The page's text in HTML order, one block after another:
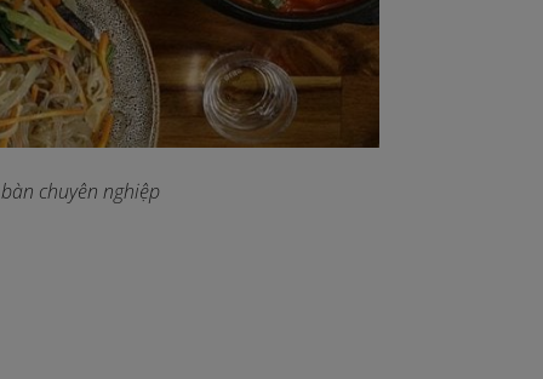
chuyên nghiệp